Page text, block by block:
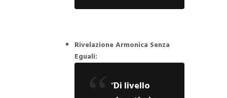
Rivelazione Armonica Senza
Eguali:
“Di livello